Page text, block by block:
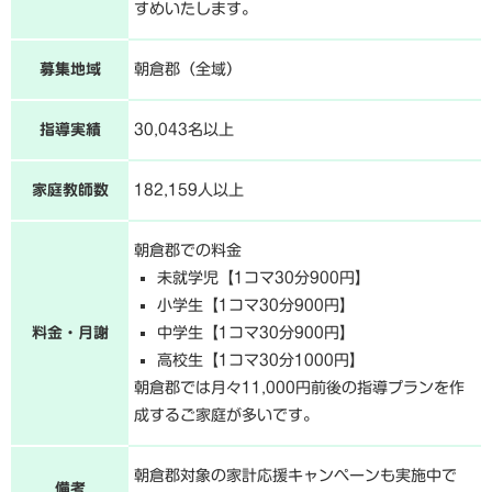
すめいたします。
募集地域 朝倉郡（全域）
指導実績 30,043名以上
家庭教師数 182,159人以上
料金・月謝
朝倉郡での料金
未就学児【1コマ30分900円】
小学生【1コマ30分900円】
中学生【1コマ30分900円】
高校生【1コマ30分1000円】
朝倉郡では月々11,000円前後の指導プランを作
成するご家庭が多いです。
備考
朝倉郡対象の家計応援キャンペーンも実施中で